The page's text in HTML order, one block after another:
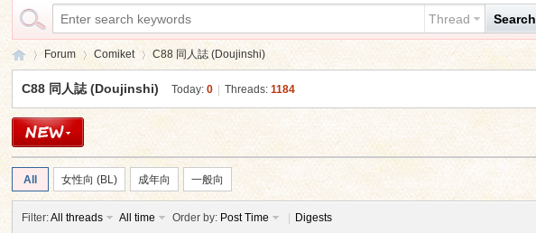
Thread Search
»
Forum Comiket C88 同人誌 (Doujinshi)
C88 同人誌 (Doujinshi) Today:0 Threads:1184
All 女性向 (BL) 成年向 一般向
Filter:All threads All time Order by: Post Time Digests